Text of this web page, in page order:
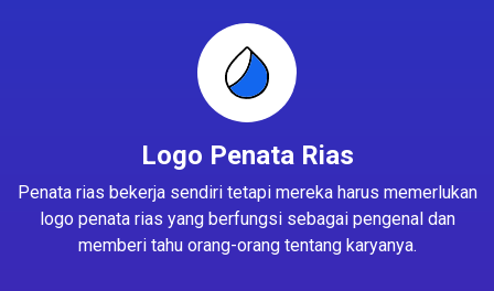
Logo Penata Rias
Penata rias bekerja sendiri tetapi mereka harus memerlukan
logo penata rias yang berfungsi sebagai pengenal dan
memberi tahu orang-orang tentang karyanya.